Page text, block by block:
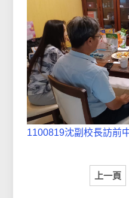
1100819沈副校長訪前
上一頁